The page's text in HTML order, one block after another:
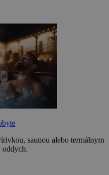
saunou alebo termálnym
oddych.